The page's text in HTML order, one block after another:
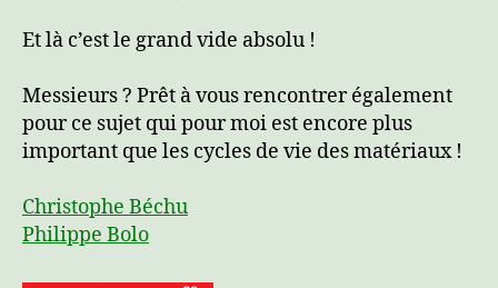
Et là c’est le grand vide absolu !
Messieurs ? Prêt à vous rencontrer également
pour ce sujet qui pour moi est encore plus
important que les cycles de vie des matériaux !
Christophe Béchu
Philippe Bolo